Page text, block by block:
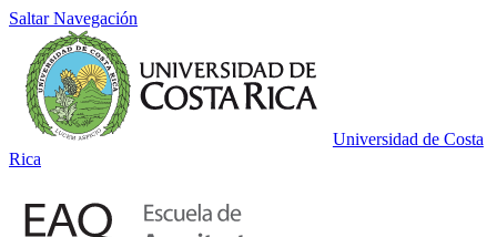
Saltar Navegación
Universidad de Costa
Rica